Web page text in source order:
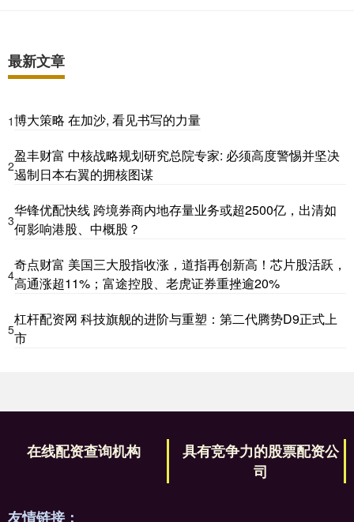
最新文章
1博大策略 在加沙, 看见书写的力量
2
盈丰财富 中核战略规划研究总院专家: 必须高度警惕并坚决
遏制日本右翼的拥核图谋
3
华锋优配快线 跨境券商内地存量业务或超2500亿，出清如
何影响港股、中概股？
4
奇点财富 美国三大股指收涨，道指再创新高！芯片股活跃，
高通涨超11%；富途控股、老虎证券重挫逾20%
5
杠杆配资网 科技旗舰的进阶与重塑：第二代腾势D9正式上
市
在线配资查询机构
具有竞争力的股票配资公
司
友情链接：